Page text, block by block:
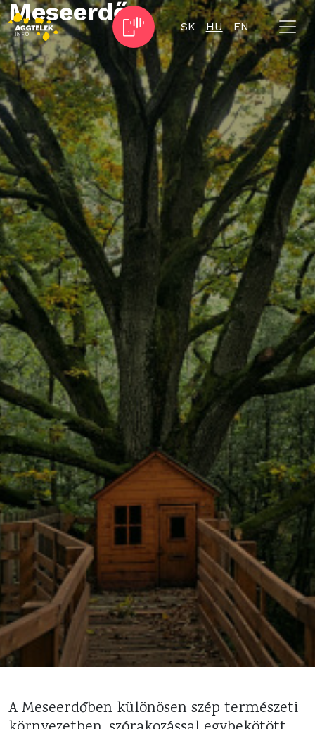
SK HU EN
Meseerdő
A Meseerdőben különösen szép természeti